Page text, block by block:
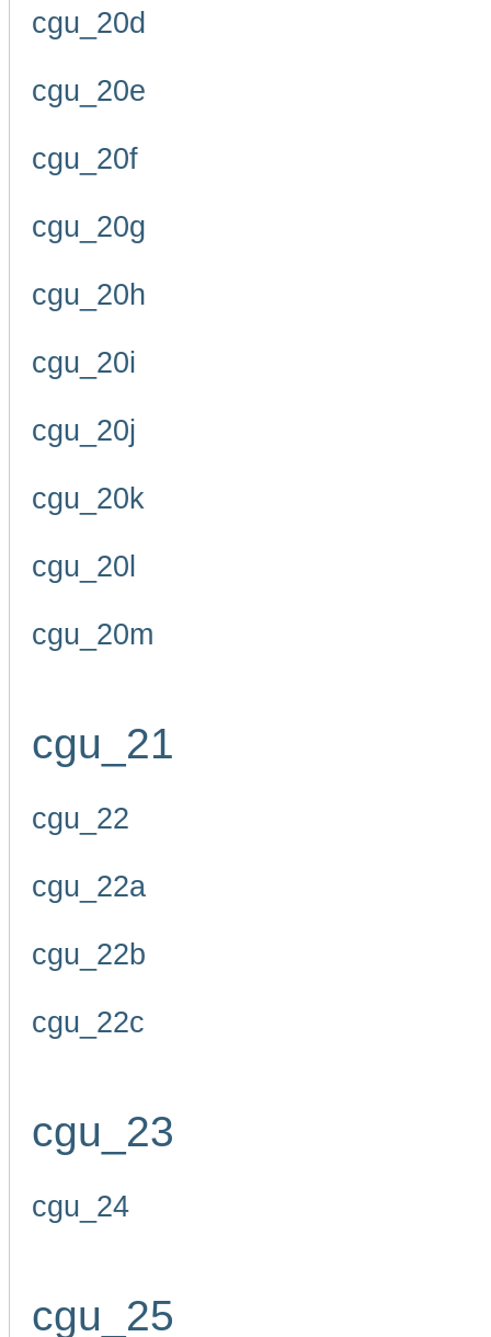
cgu_20d
cgu_20e
cgu_20f
cgu_20g
cgu_20h
cgu_20i
cgu_20j
cgu_20k
cgu_20l
cgu_20m
cgu_21
cgu_22
cgu_22a
cgu_22b
cgu_22c
cgu_23
cgu_24
cgu_25